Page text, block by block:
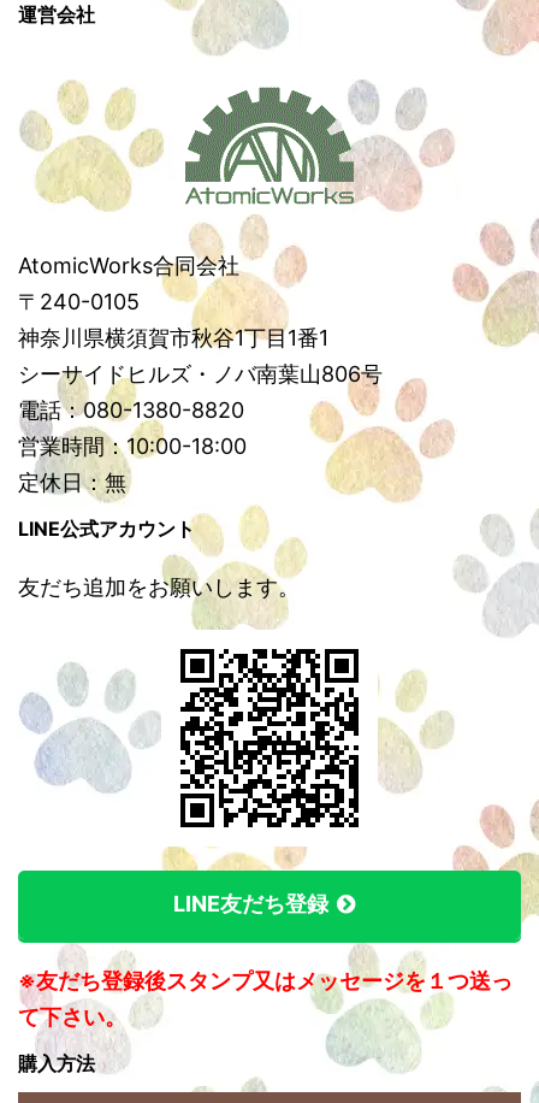
運営会社
AtomicWorks合同会社
〒240-0105
神奈川県横須賀市秋谷1丁目1番1
シーサイドヒルズ・ノバ南葉山806号
電話：080-1380-8820
営業時間：10:00-18:00
定休日：無
LINE公式アカウント
友だち追加をお願いします。
LINE友だち登録
※友だち登録後スタンプ又はメッセージを１つ送っ
て下さい。
購入方法